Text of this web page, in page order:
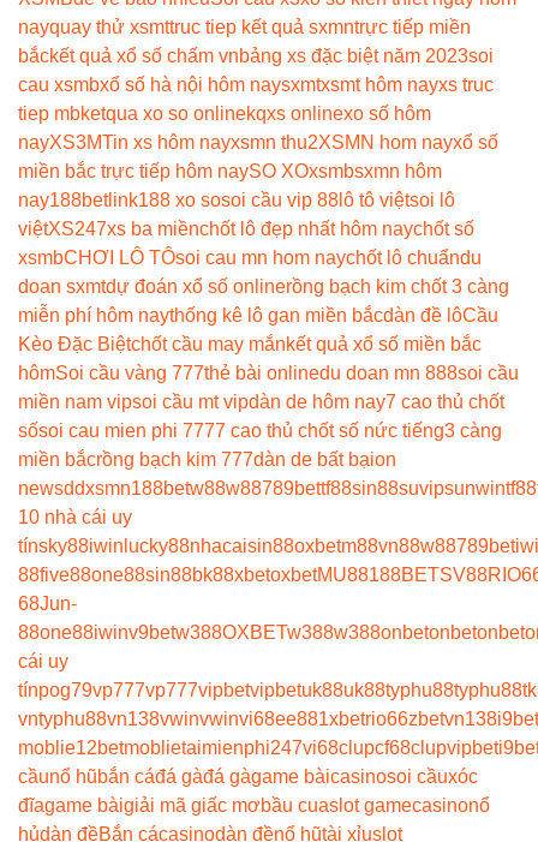
nayquay thử xsmttruc tiep kết quả sxmntrực tiếp miền
bắckết quả xổ số chấm vnbảng xs đặc biệt năm 2023soi
cau xsmbxổ số hà nội hôm naysxmtxsmt hôm nayxs truc
tiep mbketqua xo so onlinekqxs onlinexo số hôm
nayXS3MTin xs hôm nayxsmn thu2XSMN hom nayxổ số
miền bắc trực tiếp hôm naySO XOxsmbsxmn hôm
nay188betlink188 xo sosoi cầu vip 88 lô tô việtsoi lô
việtXS247xs ba miềnchốt lô đẹp nhất hôm naychốt số
xsmbCHƠI LÔ TÔsoi cau mn hom naychốt lô chuẩndu
doan sxmtdự đoán xổ số onlinerồng bạch kim chốt 3 càng
miễn phí hôm naythống kê lô gan miền bắcdàn đề lôCầu
Kèo Đặc Biệtchốt cầu may mắnkết quả xổ số miền bắc
hômSoi cầu vàng 777thẻ bài onlinedu doan mn 888soi cầu
miền nam vipsoi cầu mt vipdàn de hôm nay7 cao thủ chốt
sốsoi cau mien phi 7777 cao thủ chốt số nức tiếng3 càng
miền bắcrồng bạch kim 777dàn de bất bạion
newsddxsmn188betw88w88789bettf88sin88suvipsunwintf88
10 nhà cái uy
tínsky88iwin lucky88nhacaisin88oxbetm88vn88w88789bet
88five88one88sin88bk88xbetoxbetMU88188BETSV88
68Jun-
88one88iwinv9betw388OXBETw388w388onbetonbetonbet
cái uy
tínpog79vp777vp777vipbetvipbetuk88uk88typhu88typhu88
vntyphu88vn138vwinvwinvi68ee881xbetrio66zbetvn138
moblie12betmoblietaimienphi247vi68clupcf68clupvipbet
cầunổ hũbắn cáđá gàđá gàgame bàicasinosoi cầuxóc
đĩagame bàigiải mã giấc mơbầu cuaslot gamecasinonổ
hủdàn đềBắn cácasinodàn đềnổ hũtài xỉuslot